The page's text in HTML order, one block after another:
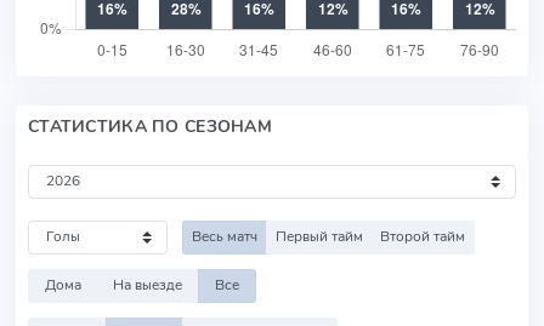
СТАТИСТИКА ПО СЕЗОНАМ
Весь матч Первый тайм Второй тайм
Дома На выезде Все